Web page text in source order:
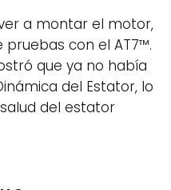
a montar el motor,
con el AT7™.
que ya no había
del Estator, lo
del estator